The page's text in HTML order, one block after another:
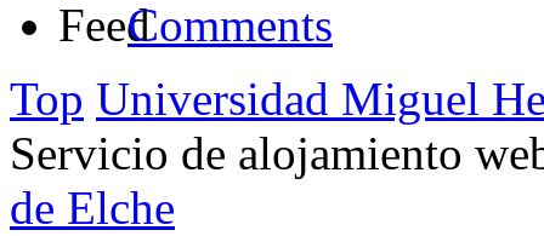
Comments
Top Universidad Miguel
Servicio de alojamiento
de Elche